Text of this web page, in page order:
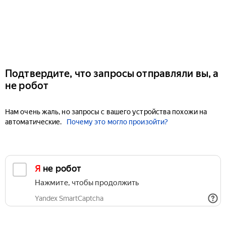
Подтвердите, что запросы отправляли вы, а
не робот
Нам очень жаль, но запросы с вашего устройства похожи на
автоматические.
Почему это могло произойти?
Я не робот
Нажмите, чтобы продолжить
Yandex SmartCaptcha